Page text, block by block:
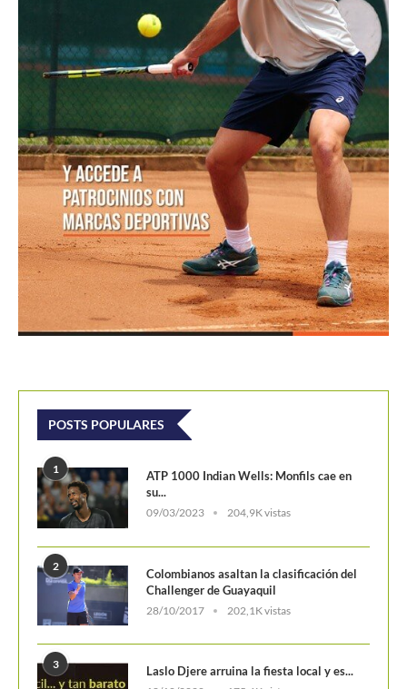
POSTS POPULARES
1
ATP 1000 Indian Wells: Monfils cae en
su...
09/03/2023 204,9K vistas
2
Colombianos asaltan la clasificación del
Challenger de Guayaquil
28/10/2017 202,1K vistas
3 Laslo Djere arruina la fiesta local y es...